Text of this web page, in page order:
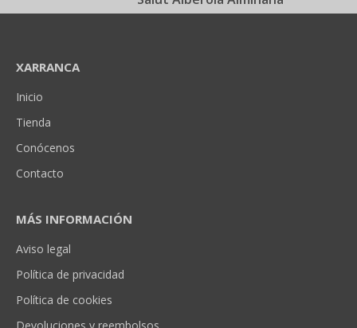
XARRANCA
Inicio
Tienda
Conócenos
Contacto
MÁS INFORMACIÓN
Aviso legal
Política de privacidad
Política de cookies